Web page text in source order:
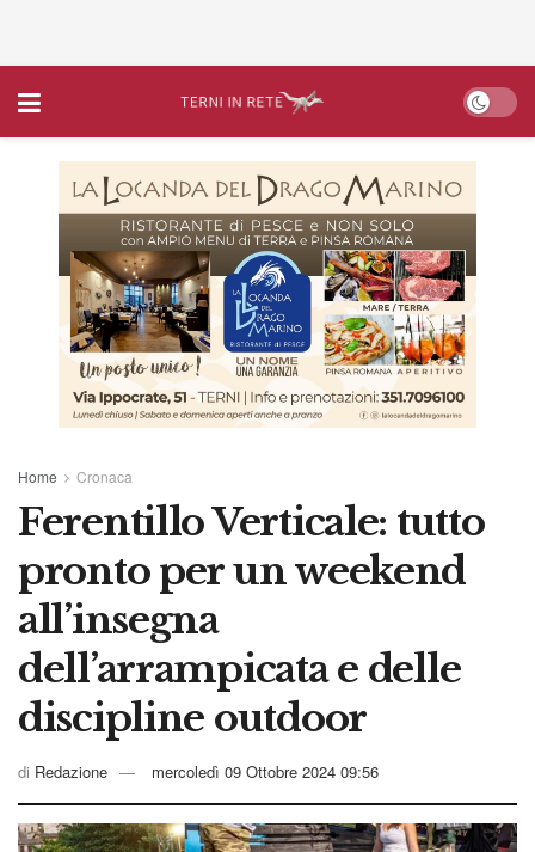
Home Cronaca
Ferentillo Verticale: tutto
pronto per un weekend
all’insegna
dell’arrampicata e delle
discipline outdoor
di Redazione mercoledì 09 Ottobre 2024 09:56